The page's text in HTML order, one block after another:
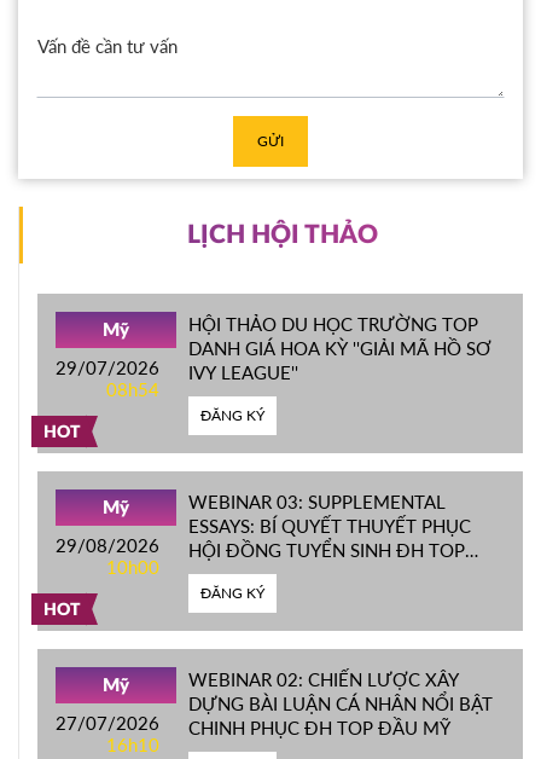
GỬI
LỊCH HỘI THẢO
HOT
Mỹ
29/07/2026
08h54
HỘI THẢO DU HỌC TRƯỜNG TOP
DANH GIÁ HOA KỲ ''GIẢI MÃ HỒ SƠ
IVY LEAGUE''
ĐĂNG KÝ
HOT
Mỹ
29/08/2026
10h00
WEBINAR 03: SUPPLEMENTAL
ESSAYS: BÍ QUYẾT THUYẾT PHỤC
HỘI ĐỒNG TUYỂN SINH ĐH TOP
ĐẦU MỸ
ĐĂNG KÝ
Mỹ
27/07/2026
16h10
WEBINAR 02: CHIẾN LƯỢC XÂY
DỰNG BÀI LUẬN CÁ NHÂN NỔI BẬT
CHINH PHỤC ĐH TOP ĐẦU MỸ